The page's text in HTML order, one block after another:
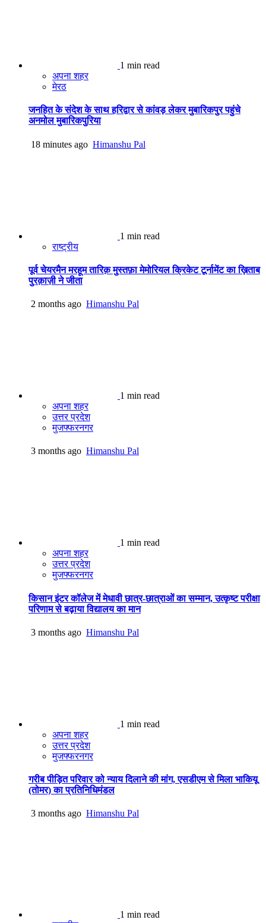
1 min read
अपना शहर
मेरठ
जनहित के संदेश के साथ हरिद्वार से कांवड़ लेकर मुबारिकपुर पहुंचे
अनमोल मुबारिकपुरिया
18 minutes ago Himanshu Pal
1 min read
राष्ट्रीय
पूर्व चेयरमैन मरहूम तारिक़ मुस्तफ़ा मेमोरियल क्रिकेट टूर्नामेंट का ख़िताब
पुरक़ाज़ी ने जीता
2 months ago Himanshu Pal
1 min read
अपना शहर
उत्तर प्रदेश
मुजफ्फरनगर
3 months ago Himanshu Pal
1 min read
अपना शहर
उत्तर प्रदेश
मुजफ्फरनगर
किसान इंटर कॉलेज में मेधावी छात्र-छात्राओं का सम्मान, उत्कृष्ट परीक्षा
परिणाम से बढ़ाया विद्यालय का मान
3 months ago Himanshu Pal
1 min read
अपना शहर
उत्तर प्रदेश
मुजफ्फरनगर
गरीब पीड़ित परिवार को न्याय दिलाने की मांग, एसडीएम से मिला भाकियू
(तोमर) का प्रतिनिधिमंडल
3 months ago Himanshu Pal
1 min read